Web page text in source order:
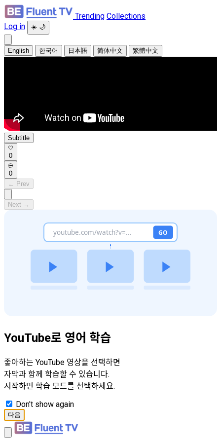
Trending Collections
Log in
☀️ 🌙
English 한국어 日本語 简体中文 繁體中文
Subtitle
0
0
← Prev
Next →
YouTube로 영어 학습
좋아하는 YouTube 영상을 선택하면
자막과 함께 학습할 수 있습니다.
시작하면 학습 모드를 선택하세요.
Don't show again
다음